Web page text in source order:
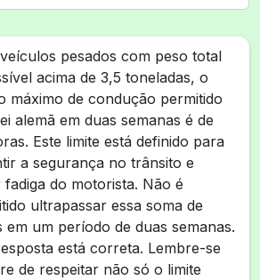
pesados com peso total
acima de 3,5 toneladas, o
máximo de condução permitido
alemã em duas semanas é de
Este limite está definido para
a segurança no trânsito e
fadiga do motorista. Não é
ultrapassar essa soma de
em um período de duas semanas.
está correta. Lembre-se
de respeitar não só o limite